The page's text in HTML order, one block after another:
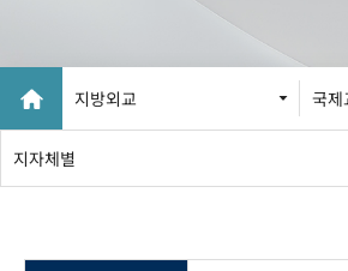
지방외교 추진
국제업무24
지방외교 국
지자체별